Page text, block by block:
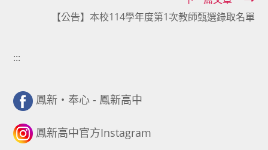
【公告】本校114學年度第1次教師甄選錄取名單
:::
鳳新・奉心 - 鳳新高中
鳳新高中官方Instagram